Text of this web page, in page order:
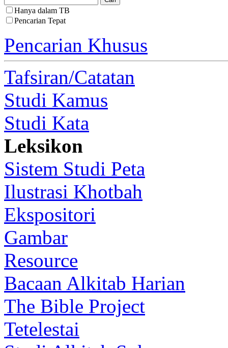
Hanya dalam TB
Pencarian Tepat
Pencarian Khusus
Tafsiran/Catatan
Studi Kamus
Studi Kata
Leksikon
Sistem Studi Peta
Ilustrasi Khotbah
Ekspositori
Gambar
Resource
Bacaan Alkitab Harian
The Bible Project
Tetelestai